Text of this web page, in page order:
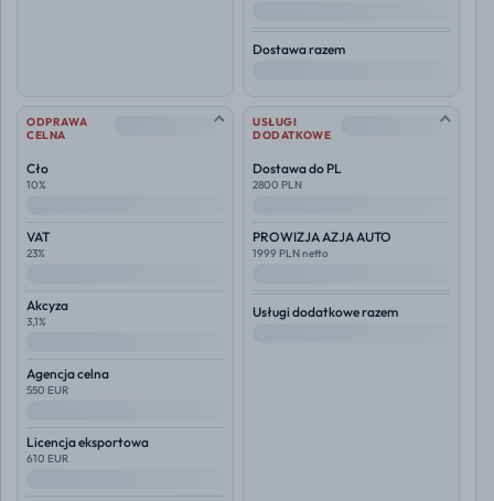
Dostawa razem
ODPRAWA
CELNA
--
Cło
10%
VAT
23%
Akcyza
3,1%
Agencja celna
550 EUR
Licencja eksportowa
610 EUR
USŁUGI
DODATKOWE
--
Dostawa do PL
2800 PLN
PROWIZJA AZJA AUTO
1999 PLN netto
Usługi dodatkowe razem